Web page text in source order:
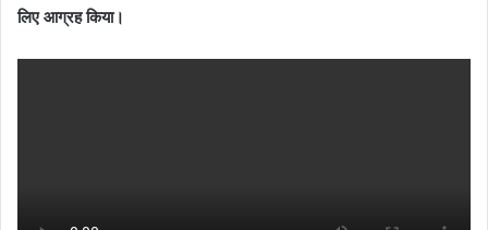
लिए आग्रह किया।